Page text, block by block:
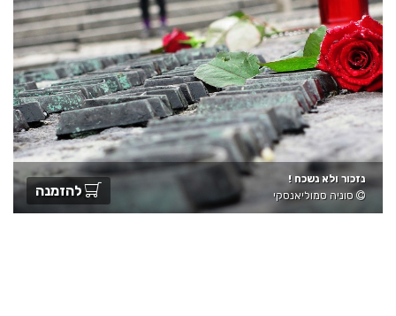
נזכור ולא נשכח !
סוניה סמוליאנסקי
להזמנה